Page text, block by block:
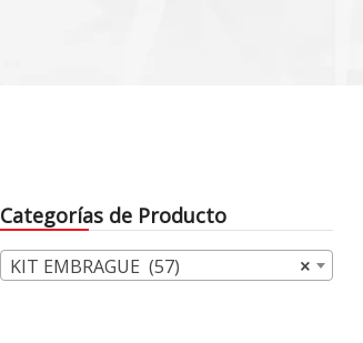
Categorías de Producto
×
KIT EMBRAGUE (57)